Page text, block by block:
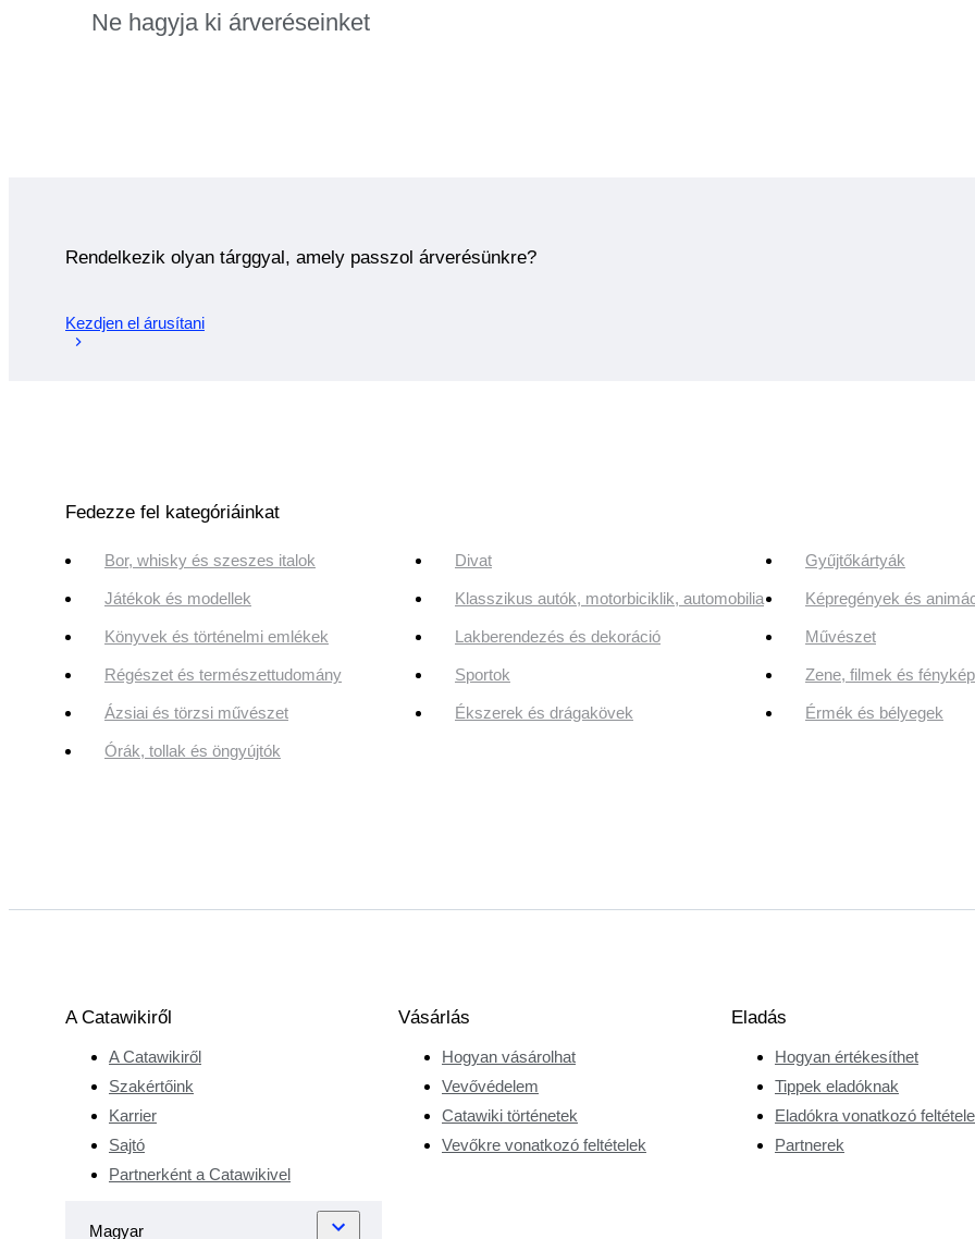
Ne hagyja ki árveréseinket
Rendelkezik olyan tárggyal, amely passzol árverésünkre?
Kezdjen el árusítani
Fedezze fel kategóriáinkat
Bor, whisky és szeszes italok Divat Gyűjtőkártyák
Játékok és modellek Klasszikus autók, motorbiciklik, automobilia Képregények és
Könyvek és történelmi emlékek Lakberendezés és dekoráció Művészet
Régészet és természettudomány Sportok Zene, filmek és
Ázsiai és törzsi művészet Ékszerek és drágakövek Érmék és bélyegek
Órák, tollak és öngyújtók
A Catawikiről
A Catawikiről
Szakértőink
Karrier
Sajtó
Partnerként a Catawikivel
Vásárlás
Hogyan vásárolhat
Vevővédelem
Catawiki történetek
Vevőkre vonatkozó feltételek
Eladás
Hogyan értékesíthet
Tippek eladóknak
Eladókra vonatkozó
Partnerek